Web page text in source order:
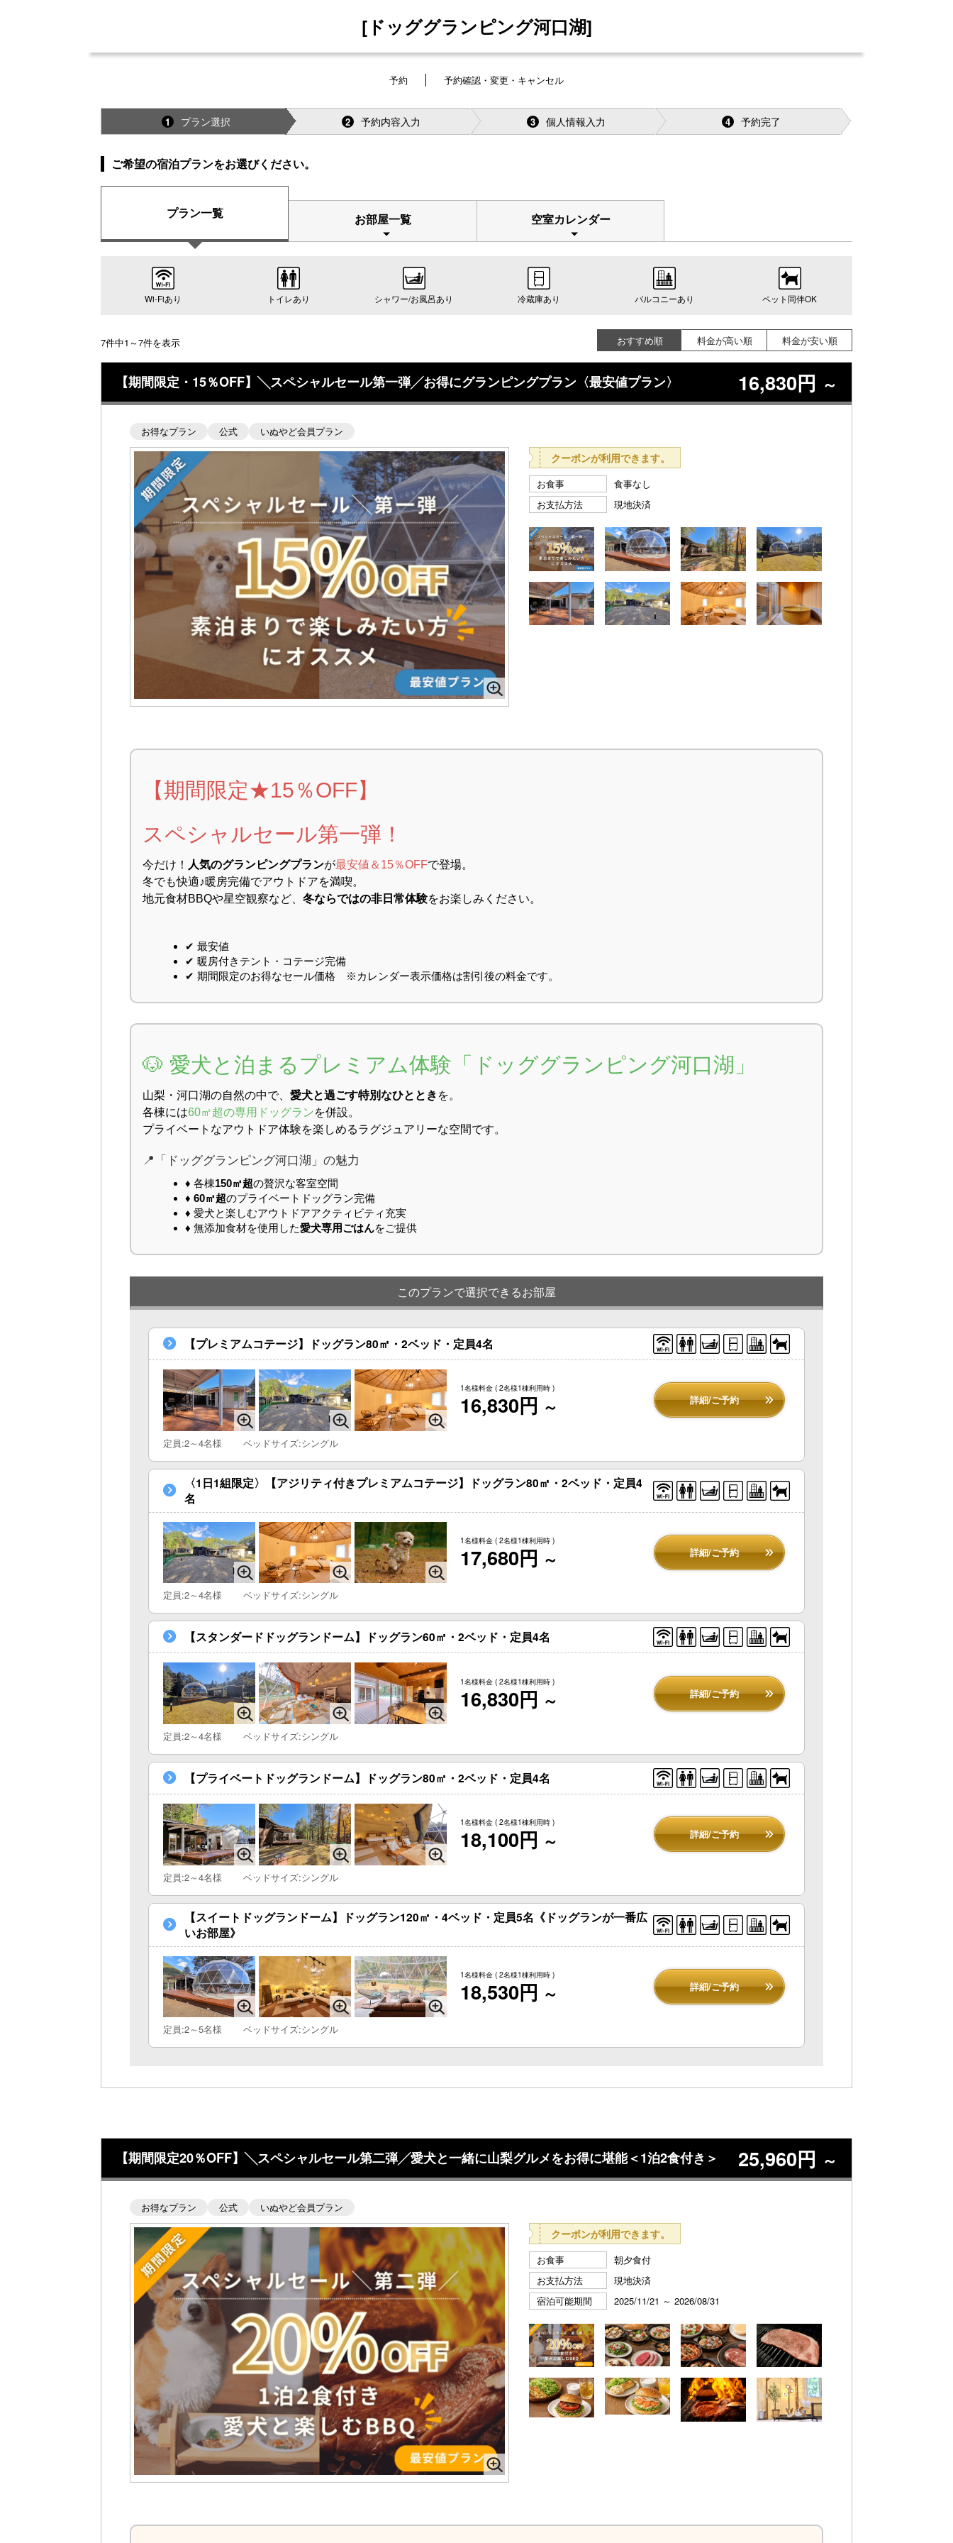
[ドッググランピング河口湖]
予約 予約確認・変更・キャンセル
1 プラン選択 2 予約内容入力 3 個人情報入力 4 予約完了
ご希望の宿泊プランをお選びください。
プラン一覧 お部屋一覧 空室カレンダー
Wi-Fiあり トイレあり シャワー/お風呂あり 冷蔵庫あり バルコニーあり ペット同伴OK
おすすめ順 料金が高い順 料金が安い順
7件中1～7件を表示
【期間限定・15％OFF】╲スペシャルセール第一弾╱お得にグランピングプラン〈最安値プラン〉 16,830円 ～
お得なプラン 公式 いぬやど会員プラン
クーポンが利用できます。
お食事
食事なし
お支払方法
現地決済
【期間限定★15％OFF】
スペシャルセール第一弾！
今だけ！ 人気のグランピングプランが最安値＆15％OFFで登場。
冬でも快適♪暖房完備でアウトドアを満喫。
地元食材BBQや星空観察など、 冬ならではの非日常体験をお楽しみください。
✔ 最安値
✔ 暖房付きテント・コテージ完備
✔ 期間限定のお得なセール価格 ※カレンダー表示価格は割引後の料金です。
🐶 愛犬と泊まるプレミアム体験「ドッググランピング河口湖」
山梨・河口湖の自然の中で、 愛犬と過ごす特別なひととき を。
各棟には60㎡超の専用ドッグランを併設。
プライベートなアウトドア体験を楽しめるラグジュアリーな空間です。
📍「ドッググランピング河口湖」の魅力
♦ 各棟150㎡超の贅沢な客室空間
♦ 60㎡超のプライベートドッグラン完備
♦ 愛犬と楽しむアウトドアアクティビティ充実
♦ 無添加食材を使用した愛犬専用ごはんをご提供
このプランで選択できるお部屋
【プレミアムコテージ】ドッグラン80㎡・2ベッド・定員4名
1名様料金 ( 2名様1棟利用時 )
16,830円 ～ 詳細/ご予約
定員:2～4名様 ベッドサイズ:シングル
〈1日1組限定〉【アジリティ付きプレミアムコテージ】ドッグラン80㎡・2ベッド・定員4
名
1名様料金 ( 2名様1棟利用時 )
17,680円 ～ 詳細/ご予約
定員:2～4名様 ベッドサイズ:シングル
【スタンダードドッグランドーム】ドッグラン60㎡・2ベッド・定員4名
1名様料金 ( 2名様1棟利用時 )
16,830円 ～ 詳細/ご予約
定員:2～4名様 ベッドサイズ:シングル
【プライベートドッグランドーム】ドッグラン80㎡・2ベッド・定員4名
1名様料金 ( 2名様1棟利用時 )
18,100円 ～ 詳細/ご予約
定員:2～4名様 ベッドサイズ:シングル
【スイートドッグランドーム】ドッグラン120㎡・4ベッド・定員5名《ドッグランが一番広
いお部屋》
1名様料金 ( 2名様1棟利用時 )
18,530円 ～ 詳細/ご予約
定員:2～5名様 ベッドサイズ:シングル
【期間限定20％OFF】╲スペシャルセール第二弾╱愛犬と一緒に山梨グルメをお得に堪能＜1泊2食付き＞ 25,960円 ～
お得なプラン 公式 いぬやど会員プラン
クーポンが利用できます。
お食事
朝夕食付
お支払方法
現地決済
宿泊可能期間
2025/11/21 ～ 2026/08/31